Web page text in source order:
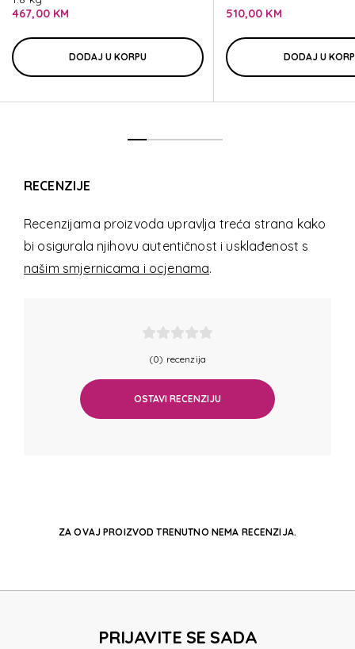
UPSCAPE
467,00 KM
DODAJ U KORPU
510,00 KM
DODAJ U
RECENZIJE
Recenzijama proizvoda upravlja treća strana kako
bi osigurala njihovu autentičnost i usklađenost s
našim smjernicama i ocjenama.
(0) recenzija
OSTAVI RECENZIJU
ZA OVAJ PROIZVOD TRENUTNO NEMA RECENZIJA.
PRIJAVITE SE SADA